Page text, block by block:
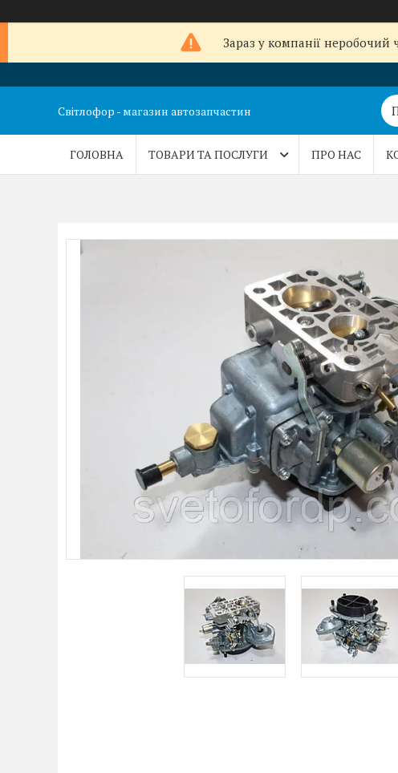
Зараз у компанії неробочий
Світлофор - магазин автозапчастин
ГОЛОВНА ТОВАРИ ТА ПОСЛУГИ ПРО НАС